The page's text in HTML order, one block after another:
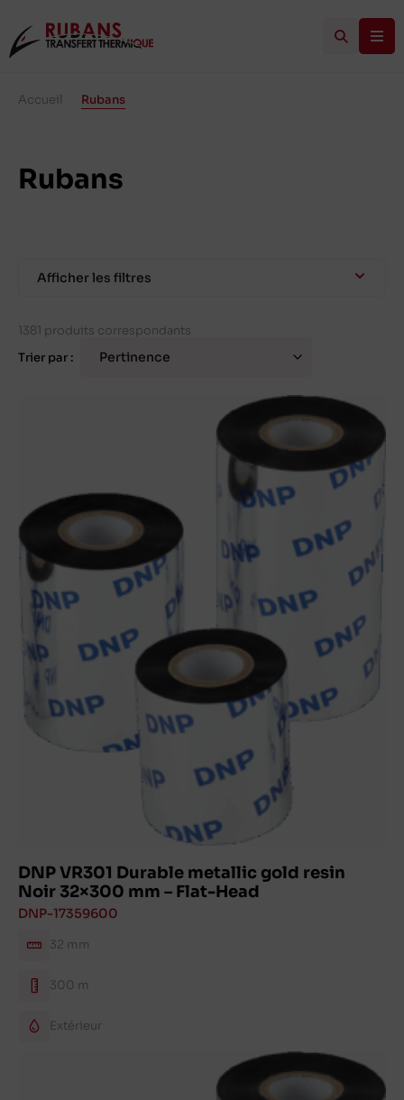
Rubans
Accueil Rubans
Afficher les filtres
1381 produits correspondants
Trier par :
DNP VR301 Durable metallic gold resin
Noir 32×300 mm – Flat-Head
DNP-17359600
32 mm
300 m
Extérieur